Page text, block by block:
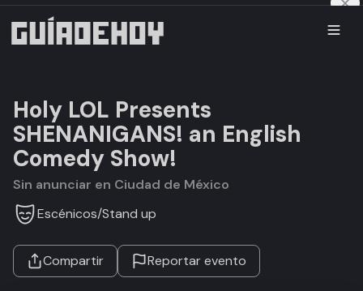
Holy LOL Presents
SHENANIGANS! an English
Comedy Show!
Sin anunciar en Ciudad de México
Escénicos/Stand up
Compartir Reportar evento